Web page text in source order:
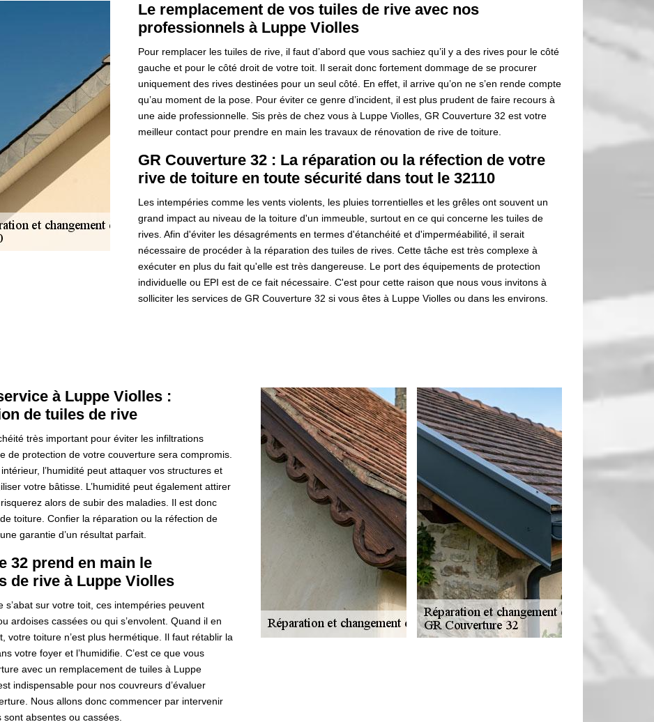
Le remplacement de vos tuiles de rive avec nos
professionnels à Luppe Violles
Pour remplacer les tuiles de rive, il faut d’abord que vous sachiez qu’il y a des rives pour le côté
gauche et pour le côté droit de votre toit. Il serait donc fortement dommage de se procurer
uniquement des rives destinées pour un seul côté. En effet, il arrive qu’on ne s’en rende compte
qu’au moment de la pose. Pour éviter ce genre d’incident, il est plus prudent de faire recours à
une aide professionnelle. Sis près de chez vous à Luppe Violles, GR Couverture 32 est votre
meilleur contact pour prendre en main les travaux de rénovation de rive de toiture.
GR Couverture 32 : La réparation ou la réfection de votre
rive de toiture en toute sécurité dans tout le 32110
Les intempéries comme les vents violents, les pluies torrentielles et les grêles ont souvent un
grand impact au niveau de la toiture d'un immeuble, surtout en ce qui concerne les tuiles de
rives. Afin d'éviter les désagréments en termes d'étanchéité et d'imperméabilité, il serait
nécessaire de procéder à la réparation des tuiles de rives. Cette tâche est très complexe à
exécuter en plus du fait qu'elle est très dangereuse. Le port des équipements de protection
individuelle ou EPI est de ce fait nécessaire. C'est pour cette raison que nous vous invitons à
solliciter les services de GR Couverture 32 si vous êtes à Luppe Violles ou dans les environs.
à Luppe Violles :
de tuiles de rive
très important pour éviter les infiltrations
de protection de votre couverture sera compromis.
l’humidité peut attaquer vos structures et
votre bâtisse. L’humidité peut également attirer
alors de subir des maladies. Il est donc
toiture. Confier la réparation ou la réfection de
garantie d’un résultat parfait.
32 prend en main le
de rive à Luppe Violles
sur votre toit, ces intempéries peuvent
ardoises cassées ou qui s’envolent. Quand il en
votre toiture n’est plus hermétique. Il faut rétablir la
votre foyer et l’humidifie. C’est ce que vous
avec un remplacement de tuiles à Luppe
indispensable pour nos couvreurs d’évaluer
Nous allons donc commencer par intervenir
absentes ou cassées.